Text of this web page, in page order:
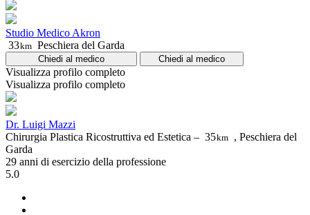
Studio Medico Akron
33km Peschiera del Garda
Chiedi al medico Chiedi al medico
Visualizza profilo completo
Visualizza profilo completo
Dr. Luigi Mazzi
Chirurgia Plastica Ricostruttiva ed Estetica – 35km , Peschiera del
Garda
29 anni di esercizio della professione
5.0